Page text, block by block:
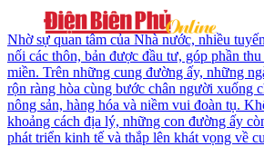
Nhờ sự quan tâm của Nhà nước, nhiều
nối các thôn, bản được đầu tư, góp phần
miền. Trên những cung đường ấy, những
rộn ràng hòa cùng bước chân người xuống
nông sản, hàng hóa và niềm vui đoàn tụ.
khoảng cách địa lý, những con đường ấy
phát triển kinh tế và thắp lên khát vọng về